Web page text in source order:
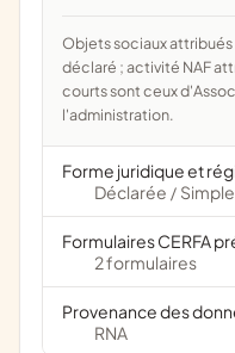
Objets sociaux attribués par l'administration d'après l'objet
déclaré ; activité NAF
courts sont ceux
l'administration.
Forme juridique et
Déclarée / Simple
Formulaires CERFA
2 formulaires
Provenance des
RNA